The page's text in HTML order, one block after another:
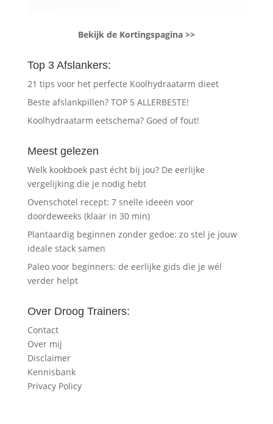
Bekijk de Kortingspagina >>
Top 3 Afslankers:
21 tips voor het perfecte Koolhydraatarm dieet
Beste afslankpillen? TOP 5 ALLERBESTE!
Koolhydraatarm eetschema? Goed of fout!
Meest gelezen
Welk kookboek past écht bij jou? De eerlijke
vergelijking die je nodig hebt
Ovenschotel recept: 7 snelle ideeën voor
doordeweeks (klaar in 30 min)
Plantaardig beginnen zonder gedoe: zo stel je jouw
ideale stack samen
Paleo voor beginners: de eerlijke gids die je wél
verder helpt
Over Droog Trainers:
Contact
Over mij
Disclaimer
Kennisbank
Privacy Policy